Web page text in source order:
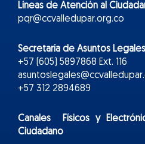
Líneas de Atención al
pqr@ccvalledupar.org.co
Secretaría de Asuntos
+57 (605) 5897868 Ext. 116
+57 312 2894689
Canales Físicos yElectr
Ciudadano